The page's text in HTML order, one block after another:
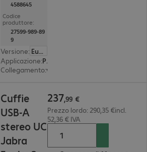
4588645
Codice
produttore:
27599-989-89
9
Versione:
Europa
Applicazione: PC, notebook, tablet, smartphone
Collegamento:
Cuffie
USB-A
stereo UC
Jabra
237,99 €
Prezzo lordo: 290,35 €incl.
52,36 € IVA